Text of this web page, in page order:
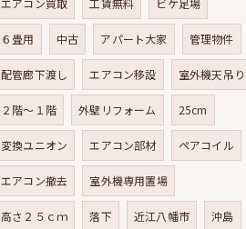
６畳用 中古 アパート大家 管理物件
配管廊下渡し エアコン移設 室外機天吊り
２階～１階 外壁リフォーム 25cm
変換ユニオン エアコン部材 ペアコイル
エアコン撤去 室外機専用置場
高さ２５ｃｍ 落下 近江八幡市 沖島